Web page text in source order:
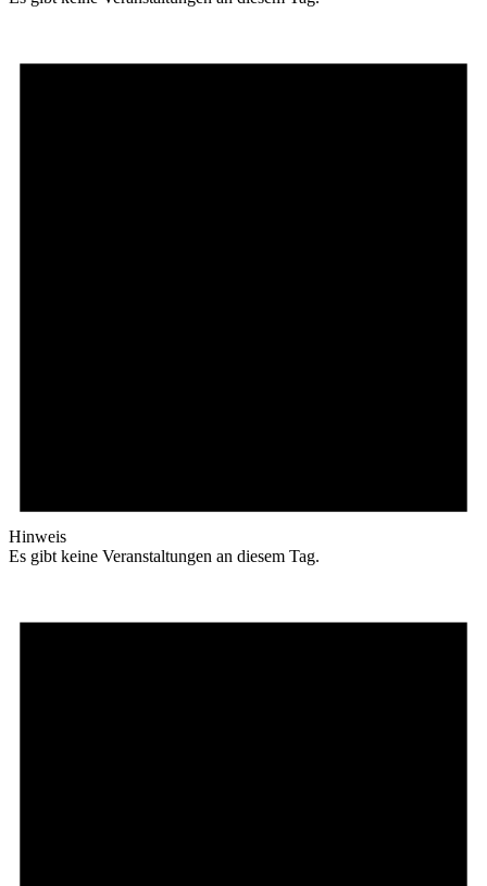
Hinweis
Es gibt keine Veranstaltungen an diesem Tag.